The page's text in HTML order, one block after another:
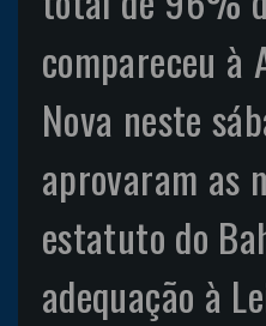
compareceu à
Nova neste
aprovaram as
estatuto do
adequação à